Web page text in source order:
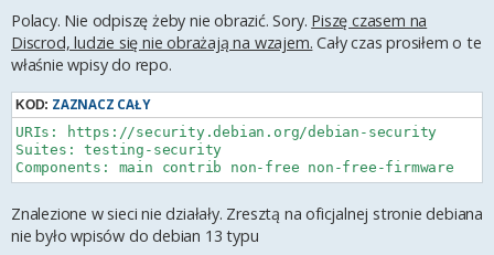
Polacy. Nie odpiszę żeby nie obrazić. Sory. Piszę czasem na
Discrod, ludzie się nie obrażają na wzajem. Cały czas prosiłem o te
właśnie wpisy do repo.
KOD: ZAZNACZ CAŁY
URIs: https://security.debian.org/debian-security
Suites: testing-security
Components: main contrib non-free non-free-firmware
Znalezione w sieci nie działały. Zresztą na oficjalnej stronie debiana
nie było wpisów do debian 13 typu